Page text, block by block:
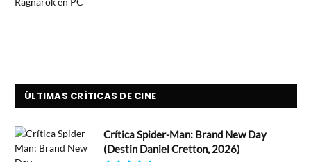
ÚLTIMAS CRÍTICAS DE CINE
Crítica Spider-Man: Brand New Day
(Destin Daniel Cretton, 2026)